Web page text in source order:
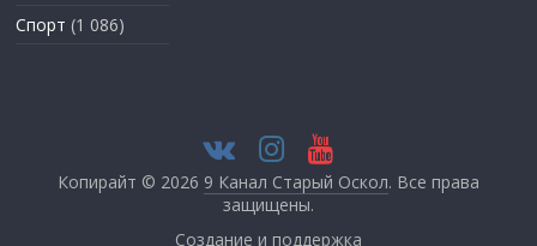
Спорт (1 086)
Копирайт © 2026 9 Канал Старый Оскол. Все права
защищены.
Создание и поддержка